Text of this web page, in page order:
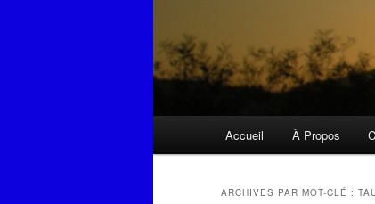
Accueil À Propos
ARCHIVES PAR MOT-CLÉ :